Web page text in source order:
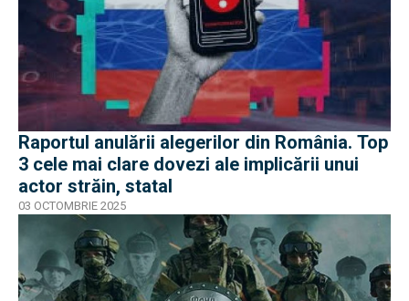
Raportul anulării alegerilor din România. Top
3 cele mai clare dovezi ale implicării unui
actor străin, statal
03 OCTOMBRIE 2025